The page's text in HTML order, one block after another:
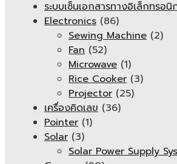
ระบบเซ็นเอกสารทางอิเล็กทรอนิ
Electronics (86)
Sewing Machine (2)
Fan (52)
Microwave (1)
Rice Cooker (3)
Projector (25)
เครื่องคิดเลข (36)
Pointer (1)
Solar (3)
Solar Power Supply